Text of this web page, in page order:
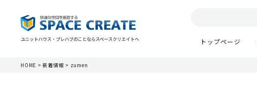
ユニットハウス・プレハブのことならスペースクリエイトへ トップページ
HOME >新着情報 > zumen